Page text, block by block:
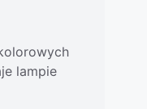
lampie